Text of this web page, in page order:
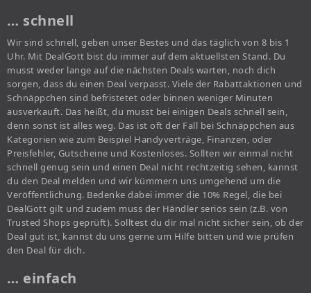
… schnell
Wir sind schnell, geben unser Bestes und das täglich von 8 bis 1
Uhr. Mit DealGott bist du immer auf dem aktuellsten Stand. Du
musst weder lange auf die nächsten Deals warten, noch dich
sorgen, dass du einen Deal verpasst. Viele der Rabattaktionen und
Schnäppchen sind befristetet oder binnen weniger Minuten
ausverkauft. Das heißt, du musst bei einigen Deals schnell sein,
denn sonst ist alles weg. Das ist oft der Fall bei Schnäppchen aus
Kategorien wie zum Beispiel Handyverträge, Finanzen, oder
Preisfehler, Gutscheine und Kostenloses. Sollten wir einmal nicht
schnell genug sein und einen Deal nicht rechtzeitig sehen, kannst
du den Deal melden und wir kümmern uns umgehend um die
Veröffentlichung. Bedenke dabei immer die 10% Regel, die bei
DealGott gilt und zudem muss der Händler seriös sein (z.B. von
Trusted Shops geprüft). Solltest du dir mal nicht sicher sein, ob der
Deal gut ist, kannst du uns gerne um Hilfe bitten und wie prüfen
den Deal für dich.
… einfach